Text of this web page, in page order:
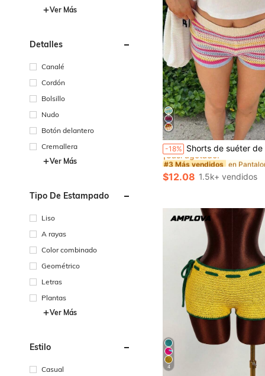
Ver Más
Detalles
Canalé
Cordón
Bolsillo
Nudo
Botón delantero
Cremallera
Ver Más
Tipo De Estampado
Liso
A rayas
Color combinado
Geométrico
Letras
Plantas
Ver Más
Estilo
Casual
-18% Shorts de suéter de verano para mujer, shorts de playa de cintura alta con rayas de ganchillo hueco, shorts casuales de
#3 Más vendidos
¡Casi agotado!
#3 Más vendidos
¡Casi agotado!
#3 Más vendidos
¡Casi agotado!
#3 Más vendidos
$12.08 1.5k+ vendidos
4